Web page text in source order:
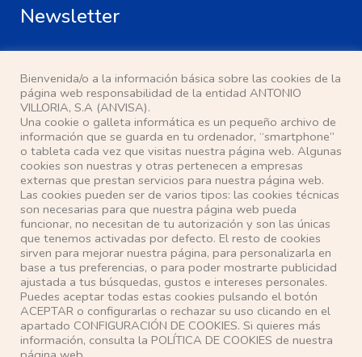
Newsletter
He leído y acepto la política de privacidad
Localización
Pasaje Ana Mª del Valle, s/n
28500 Arganda del Rey (Madrid)
Teléfono: 91 871 63 14
E-mail: anvisa@anvisa.com
Bienvenida/o a la información básica sobre las cookies de la
página web responsabilidad de la entidad ANTONIO
VILLORIA, S.A (ANVISA).
Una cookie o galleta informática es un pequeño archivo de
información que se guarda en tu ordenador, “smartphone”
o tableta cada vez que visitas nuestra página web. Algunas
cookies son nuestras y otras pertenecen a empresas
externas que prestan servicios para nuestra página web.
Las cookies pueden ser de varios tipos: las cookies técnicas
son necesarias para que nuestra página web pueda
funcionar, no necesitan de tu autorización y son las únicas
que tenemos activadas por defecto. El resto de cookies
sirven para mejorar nuestra página, para personalizarla en
base a tus preferencias, o para poder mostrarte publicidad
ajustada a tus búsquedas, gustos e intereses personales.
Puedes aceptar todas estas cookies pulsando el botón
ACEPTAR o configurarlas o rechazar su uso clicando en el
apartado CONFIGURACIÓN DE COOKIES. Si quieres más
información, consulta la POLÍTICA DE COOKIES de nuestra